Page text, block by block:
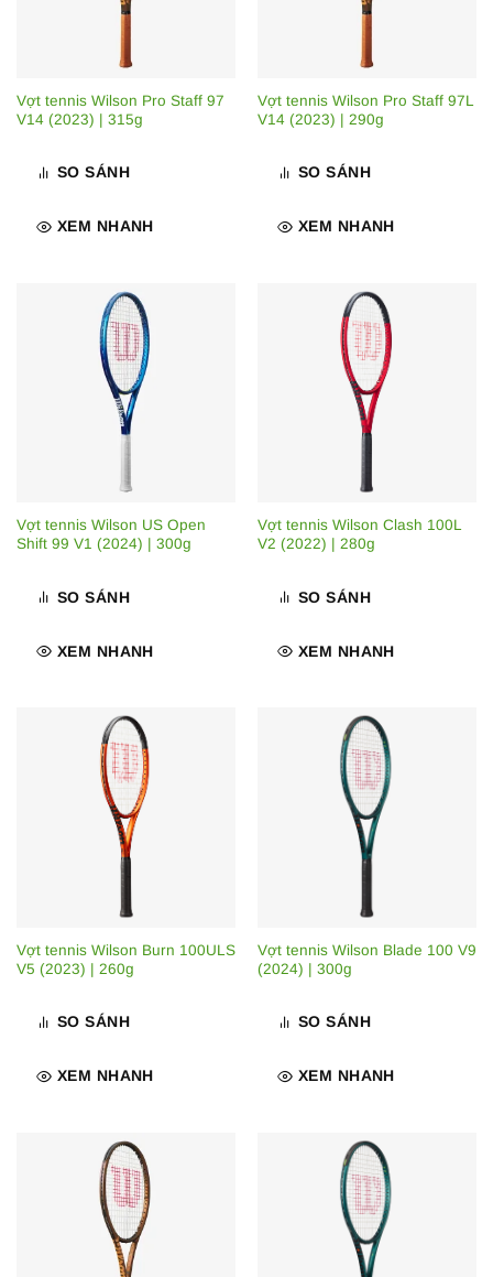
Vợt tennis Wilson Pro Staff 97
V14 (2023) | 315g
SO SÁNH
XEM NHANH
Vợt tennis Wilson Pro Staff 97L
V14 (2023) | 290g
SO SÁNH
XEM NHANH
Vợt tennis Wilson US Open
Shift 99 V1 (2024) | 300g
SO SÁNH
XEM NHANH
Vợt tennis Wilson Clash 100L
V2 (2022) | 280g
SO SÁNH
XEM NHANH
Vợt tennis Wilson Burn 100ULS
V5 (2023) | 260g
SO SÁNH
XEM NHANH
Vợt tennis Wilson Blade 100 V9
(2024) | 300g
SO SÁNH
XEM NHANH